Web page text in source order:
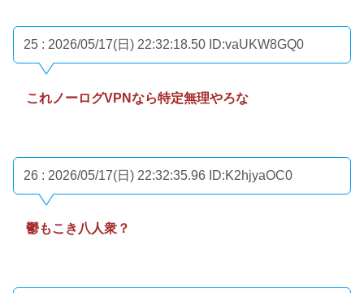
25 : 2026/05/17(日) 22:32:18.50 ID:vaUKW8GQ0
これノーログVPNなら特定無理やろな
26 : 2026/05/17(日) 22:32:35.96 ID:K2hjyaOC0
鬱もこき八人衆？